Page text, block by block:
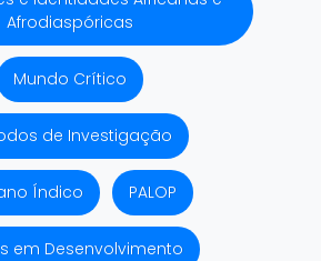
Afrodiaspóricas
Mundo Crítico
de Investigação
Índico PALOP
em Desenvolvimento